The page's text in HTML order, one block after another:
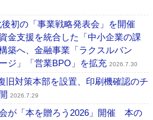
初の「事業戦略発表会」を開催
金支援を統合した「中小企業の課
築へ、金融事業「ラクスルバン
ジ」「営業BPO」を拡充 2026.7.30
旧対策本部を設置、印刷機確認のチ
2026.7.29
が「本を贈ろう2026」開催 本の